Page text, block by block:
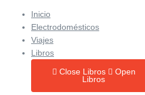
Inicio
Electrodomésticos
Viajes
Libros
Close Libros
Open
Libros